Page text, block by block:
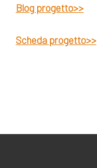
Blog progetto>>
Scheda progetto>>